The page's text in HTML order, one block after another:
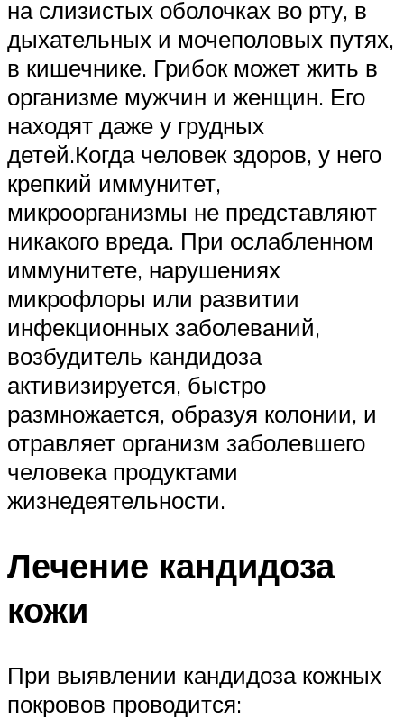
на слизистых оболочках во рту, в
дыхательных и мочеполовых путях,
в кишечнике. Грибок может жить в
организме мужчин и женщин. Его
находят даже у грудных
детей.Когда человек здоров, у него
крепкий иммунитет,
микроорганизмы не представляют
никакого вреда. При ослабленном
иммунитете, нарушениях
микрофлоры или развитии
инфекционных заболеваний,
возбудитель кандидоза
активизируется, быстро
размножается, образуя колонии, и
отравляет организм заболевшего
человека продуктами
жизнедеятельности.
Лечение кандидоза
кожи
При выявлении кандидоза кожных
покровов проводится: